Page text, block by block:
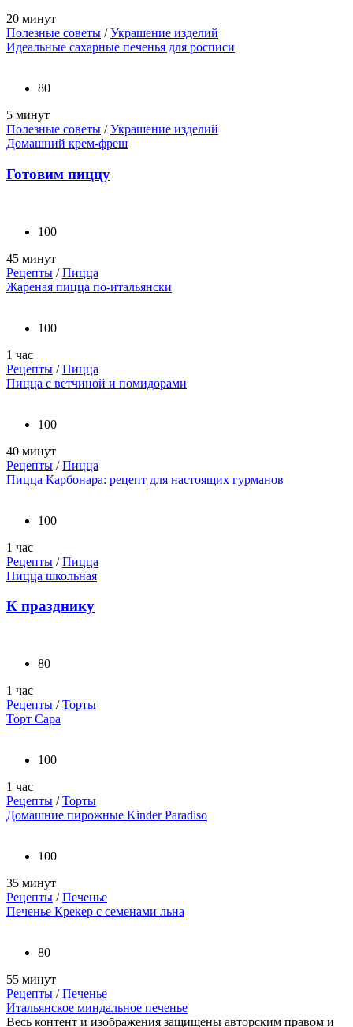
20 минут
Полезные советы /Украшение изделий
Идеальные сахарные печенья для росписи
80
5 минут
Полезные советы /Украшение изделий
Домашний крем-фреш
Готовим пиццу
100
45 минут
Рецепты /Пицца
Жареная пицца по-итальянски
100
1 час
Рецепты /Пицца
Пицца с ветчиной и помидорами
100
40 минут
Рецепты /Пицца
Пицца Карбонара: рецепт для настоящих гурманов
100
1 час
Рецепты /Пицца
Пицца школьная
К празднику
80
1 час
Рецепты /Торты
Торт Сара
100
1 час
Рецепты /Торты
Домашние пирожные Kinder Paradiso
100
35 минут
Рецепты /Печенье
Печенье Крекер с семенами льна
80
55 минут
Рецепты /Печенье
Итальянское миндальное печенье
Весь контент и изображения защищены авторским правом и